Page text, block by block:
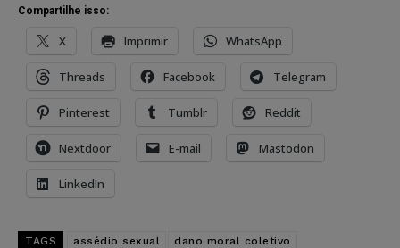
Compartilhe isso:
X Imprimir WhatsApp
Threads Facebook Telegram
Pinterest Tumblr Reddit
Nextdoor E-mail Mastodon
LinkedIn
TAGS assédio sexual
dano moral coletivo